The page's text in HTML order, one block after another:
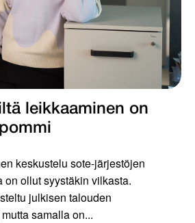
leikkaaminen on
keskustelu sote-järjestöjen
ollut syystäkin vilkasta.
julkisen talouden
samalla on...